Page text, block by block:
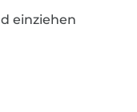
einziehen